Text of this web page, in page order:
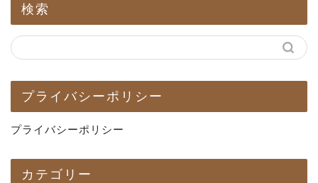
検索
プライバシーポリシー
プライバシーポリシー
カテゴリー